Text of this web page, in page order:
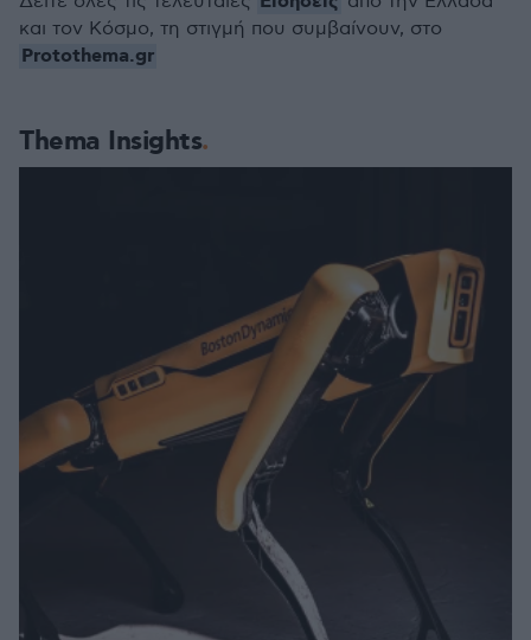
Thema Insights
και τον Κόσμο, τη στιγμή που συμβαίνουν, στο
Protothema.gr